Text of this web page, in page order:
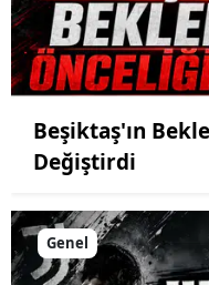
Beşiktaş'ın
Değiştirdi
Genel